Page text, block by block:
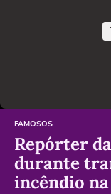
FAMOSOS
Repórter
durante
incêndio